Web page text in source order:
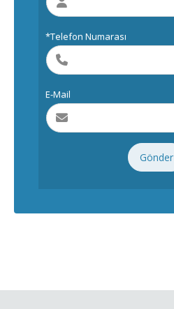
*Telefon Numarası
E-Mail
Gönder